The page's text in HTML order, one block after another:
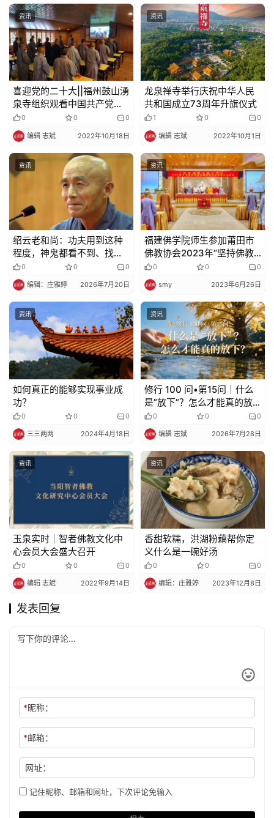
资讯
喜迎党的二十大||福州鼓山湧
泉寺组织观看中国共产党第
二十次全国代表大会开幕式
0 0 0
编辑 志斌 2022年10月18日
资讯
龙泉禅寺举行庆祝中华人民
共和国成立73周年升旗仪式
1 0 0
编辑 志斌 2022年10月1日
资讯
绍云老和尚：功夫用到这种
程度，神鬼都看不到、找不
到你
0 0 0
编辑：庄雅婷 2026年7月20日
资讯
福建佛学院师生参加莆田市
佛教协会2023年“坚持佛教
中国化方向”主题巡回讲经活
动启动仪式
0 0 0
smy 2023年6月26日
资讯
如何真正的能够实现事业成
功？
0 0 0
三三两两 2024年4月18日
资讯
修行 100 问•第15问｜什么
是”放下”？怎么才能真的放
下？
0 0 0
编辑 志斌 2026年7月28日
资讯
玉泉实时｜智者佛教文化中
心会员大会盛大召开
0 0 0
编辑 志斌 2022年9月14日
资讯
香甜软糯，洪湖粉藕帮你定
义什么是一碗好汤
0 0 0
编辑：庄雅婷 2023年12月8日
发表回复
*昵称：
*邮箱：
网址：
记住昵称、邮箱和网址，下次评论免输入